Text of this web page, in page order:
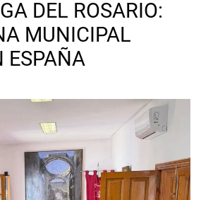
DEL ROSARIO:
MUNICIPAL
ESPAÑA